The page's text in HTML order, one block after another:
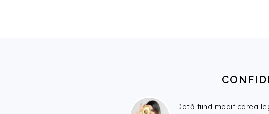
Dată fiind modificarea